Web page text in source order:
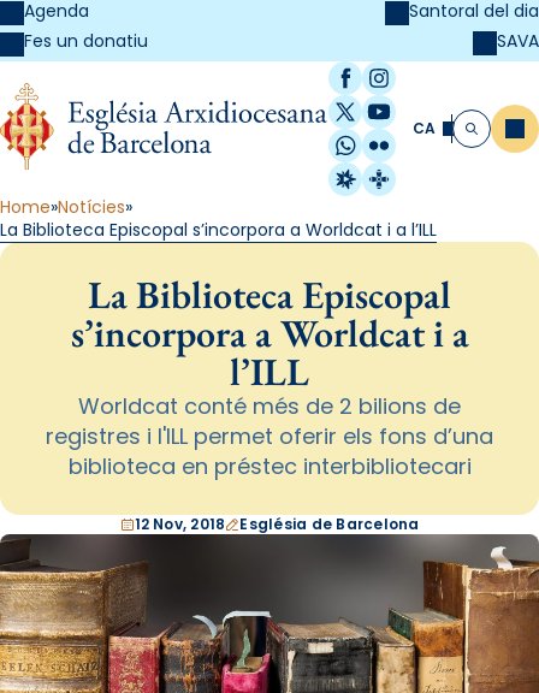
Agenda
Fes un donatiu
Santoral del dia
SAVA
Facebook
Instagram
X / Twitter
YouTube
WhatsApp
Flickr
Radio Estel
Catalunya
CA Cerca
Home Notícies
La Biblioteca Episcopal s’incorpora a Worldcat i a l’ILL
La Biblioteca Episcopal
s’incorpora a Worldcat i a
l’ILL
Worldcat conté més de 2 bilions de
registres i l'ILL permet oferir els fons d’una
biblioteca en préstec interbibliotecari
12 Nov, 2018 Església de Barcelona